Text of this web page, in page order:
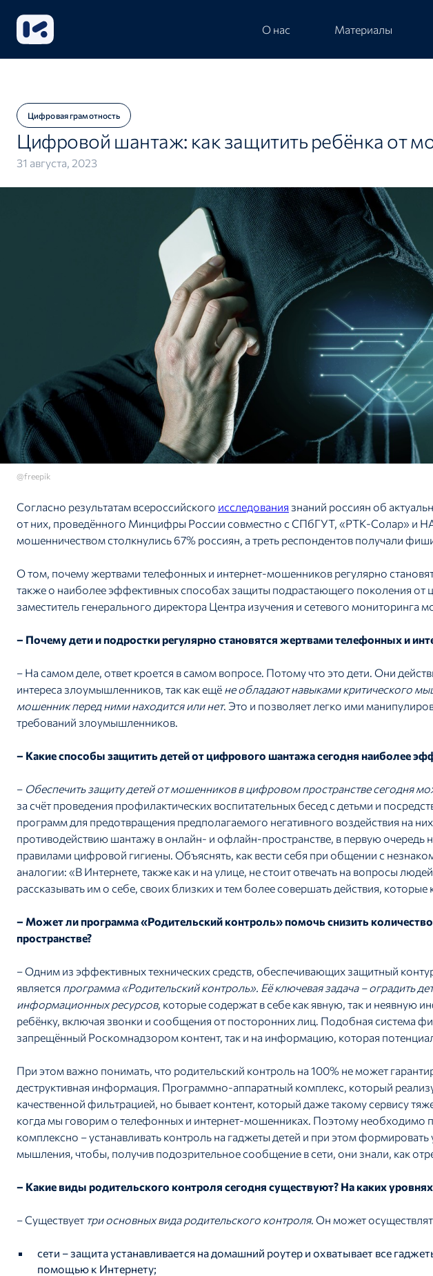
О нас Материалы
Цифровая грамотность
Цифровой шантаж: как защитить ребёнка от
31 августа, 2023
@freepik
Согласно результатам всероссийского исследования знаний россиян об
от них, проведённого Минцифры России совместно с СПбГУТ, «РТК-Солар» и
мошенничеством столкнулись 67% россиян, а треть респондентов получали
О том, почему жертвами телефонных и интернет-мошенников регулярно
также о наиболее эффективных способах защиты подрастающего поколения от
заместитель генерального директора Центра изучения и сетевого мониторинга
– Почему дети и подростки регулярно становятся жертвами телефонных и
– На самом деле, ответ кроется в самом вопросе. Потому что это дети. Они
интереса злоумышленников, так как ещё необладают навыками критического
мошенник перед ними находится или нет. Это и позволяет легко ими
требований злоумышленников.
– Какие способы защитить детей от цифрового шантажа сегодня наиболее
– Обеспечить защиту детей от мошенников в цифровом пространстве сегодня
за счёт проведения профилактических воспитательных бесед с детьми и
программ для предотвращения предполагаемого негативного воздействия на
противодействию шантажу в онлайн- и офлайн-пространстве, в первую очередь
правилами цифровой гигиены. Объяснять, как вести себя при общении с
аналогии: «В Интернете, также как и на улице, не стоит отвечать на вопросы
рассказывать им о себе, своих близких и тем более совершать действия,
– Может ли программа «Родительский контроль» помочь снизить
пространстве?
– Одним из эффективных технических средств, обеспечивающих защитный
является программа «Родительский контроль». Её ключевая задача – оградить
информационных ресурсов, которые содержат в себе как явную, так и неявную
ребёнку, включая звонки и сообщения от посторонних лиц. Подобная система
запрещённый Роскомнадзором контент, так и на информацию, которая
При этом важно понимать, что родительский контроль на 100% не может
деструктивная информация. Программно-аппаратный комплекс, который
качественной фильтрацией, но бывает контент, который даже такому сервису
когда мы говорим о телефонных и интернет-мошенниках. Поэтому необходимо
комплексно – устанавливать контроль на гаджеты детей и при этом формировать
мышления, чтобы, получив подозрительное сообщение в сети, они знали, как
– Какие виды родительского контроля сегодня существуют? На каких
– Существует три основных вида родительского контроля. Он может
сети – защита устанавливается на домашний роутер и охватывает все
помощью к Интернету;